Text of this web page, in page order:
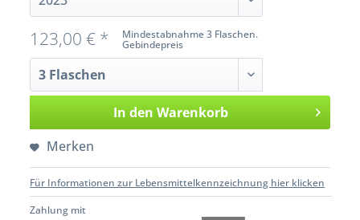
Mindestabnahme 3 Flaschen.
Gebindepreis
123,00 € *
In den Warenkorb
Merken
Für Informationen zur Lebensmittelkennzeichnung hier klicken
Zahlung mit